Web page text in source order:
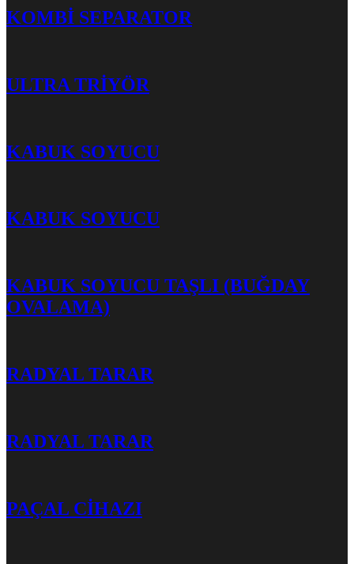
KOMBİ SEPARATOR
ULTRA TRİYÖR
KABUK SOYUCU
KABUK SOYUCU
KABUK SOYUCU TAŞLI (BUĞDAY
OVALAMA)
RADYAL TARAR
RADYAL TARAR
PAÇAL CİHAZI